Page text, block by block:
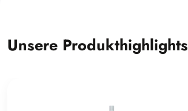
Unsere Produkthighlights